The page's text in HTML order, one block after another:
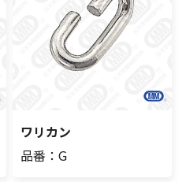
ワリカン
品番：G